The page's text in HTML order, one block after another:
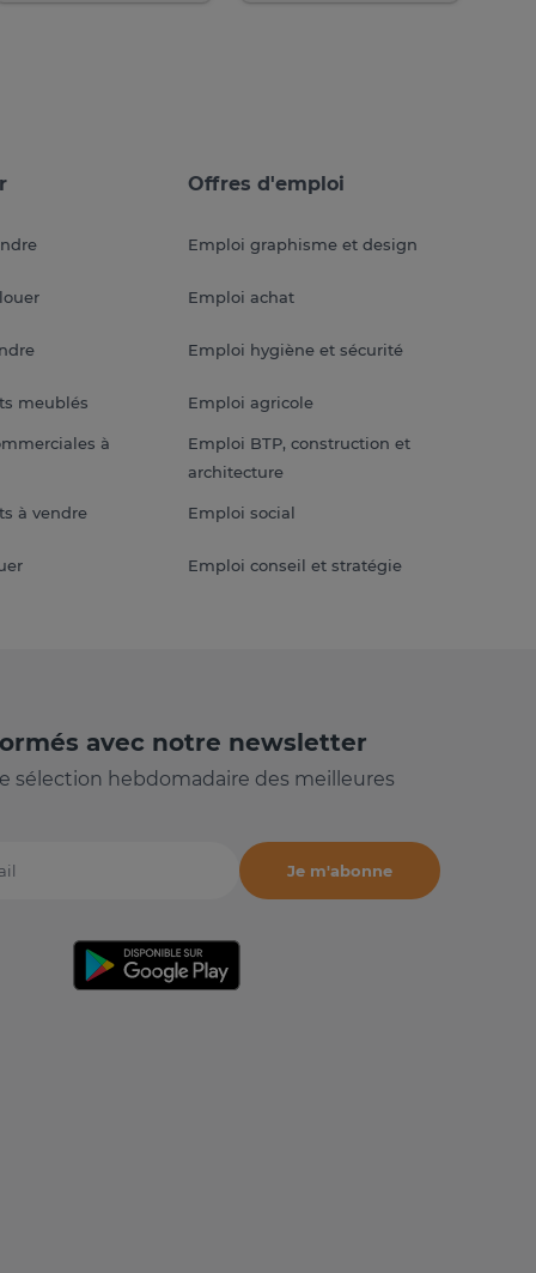
meublés
à
à vendre
Offres d'emploi
Emploi graphisme et design
Emploi achat
Emploi hygiène et sécurité
Emploi agricole
Emploi BTP, construction et
architecture
Emploi social
Emploi conseil et stratégie
avec notre newsletter
sélection hebdomadaire des meilleures
Je m'abonne